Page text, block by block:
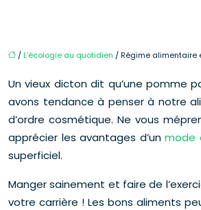
/ L'écologie au quotidien / Régime alimentaire
Un vieux dicton dit qu’une pomme
avons tendance à penser à notre
d’ordre cosmétique. Ne vous
apprécier les avantages d’unmode
superficiel.
Manger sainement et faire de
votre carrière ! Les bons aliments